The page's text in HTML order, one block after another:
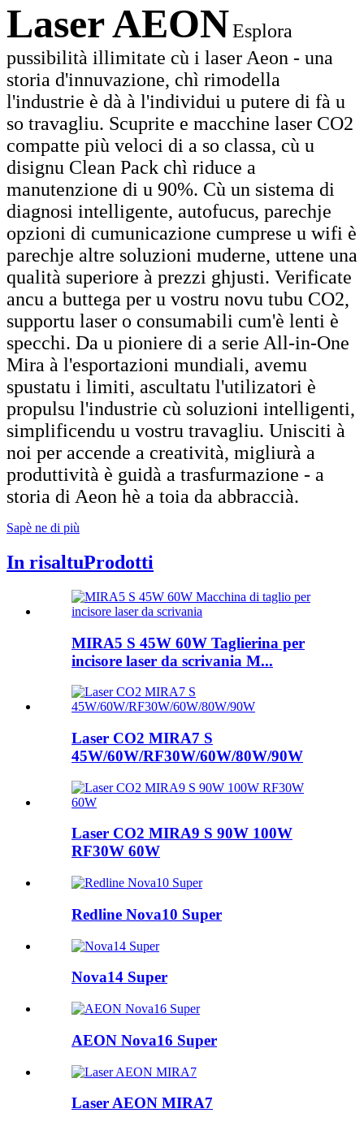
Laser AEONEsplora
pussibilità illimitate cù i laser Aeon - una
storia d'innuvazione, chì rimodella
l'industrie è dà à l'individui u putere di fà u
so travagliu. Scuprite e macchine laser CO2
compatte più veloci di a so classa, cù u
disignu Clean Pack chì riduce a
manutenzione di u 90%. Cù un sistema di
diagnosi intelligente, autofucus, parechje
opzioni di cumunicazione cumprese u wifi è
parechje altre soluzioni muderne, uttene una
qualità superiore à prezzi ghjusti. Verificate
ancu a buttega per u vostru novu tubu CO2,
supportu laser o consumabili cum'è lenti è
specchi. Da u pioniere di a serie All-in-One
Mira à l'esportazioni mundiali, avemu
spustatu i limiti, ascultatu l'utilizatori è
propulsu l'industrie cù soluzioni intelligenti,
simplificendu u vostru travagliu. Unisciti à
noi per accende a creatività, migliurà a
produttività è guidà a trasfurmazione - a
storia di Aeon hè a toia da abbraccià.
Sapè ne di più
In risaltuProdotti
MIRA5 S 45W 60W Taglierina per
incisore laser da scrivania M...
Laser CO2 MIRA7 S
45W/60W/RF30W/60W/80W/90W
Laser CO2 MIRA9 S 90W 100W
RF30W 60W
Redline Nova10 Super
Nova14 Super
AEON Nova16 Super
Laser AEON MIRA7